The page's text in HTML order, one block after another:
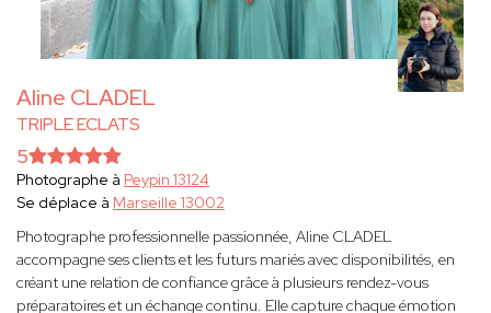
Aline CLADEL
TRIPLE ECLATS
5
Photographe à Peypin 13124
Se déplace à Marseille 13002
Photographe professionnelle passionnée, Aline CLADEL
accompagne ses clients et les futurs mariés avec disponibilités, en
créant une relation de confiance grâce à plusieurs rendez-vous
préparatoires et un échange continu. Elle capture chaque émotion